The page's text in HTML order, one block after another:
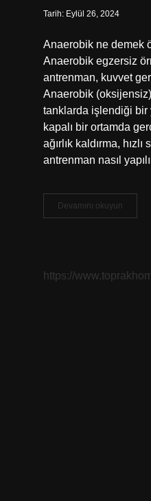
Tarih: Eylül 26, 2024
Anaerobik ne demek
Anaerobik egzersiz
antrenman, kuvvet
Anaerobik
tanklarda işlendiği bir
kapalı bir ortamda
ağırlık kaldırma,
antrenman nasıl
Devamını okuyun
Işlem
https://